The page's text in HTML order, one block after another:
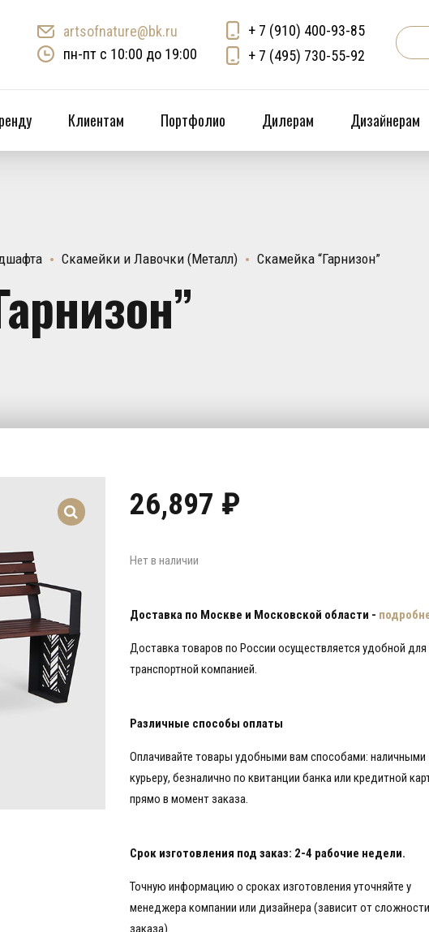
artsofnature@bk.ru
пн-пт с 10:00 до 19:00
+ 7 (910) 400-93-85
+ 7 (495) 730-55-92
Клиентам Портфолио Дилерам Дизайнерам
Скамейки и Лавочки (Металл) Скамейка “Гарнизон”
26,897 ₽
Нет в наличии
Доставка по Москве и Московской области -
Доставка товаров по России осуществляется удобной для
транспортной компанией.
Различные способы оплаты
Оплачивайте товары удобными вам способами: наличными
курьеру, безналично по квитанции банка или кредитной
прямо в момент заказа.
Срок изготовления под заказ: 2-4 рабочие недели.
Точную информацию о сроках изготовления уточняйте у
менеджера компании или дизайнера (зависит от сложности
заказа)